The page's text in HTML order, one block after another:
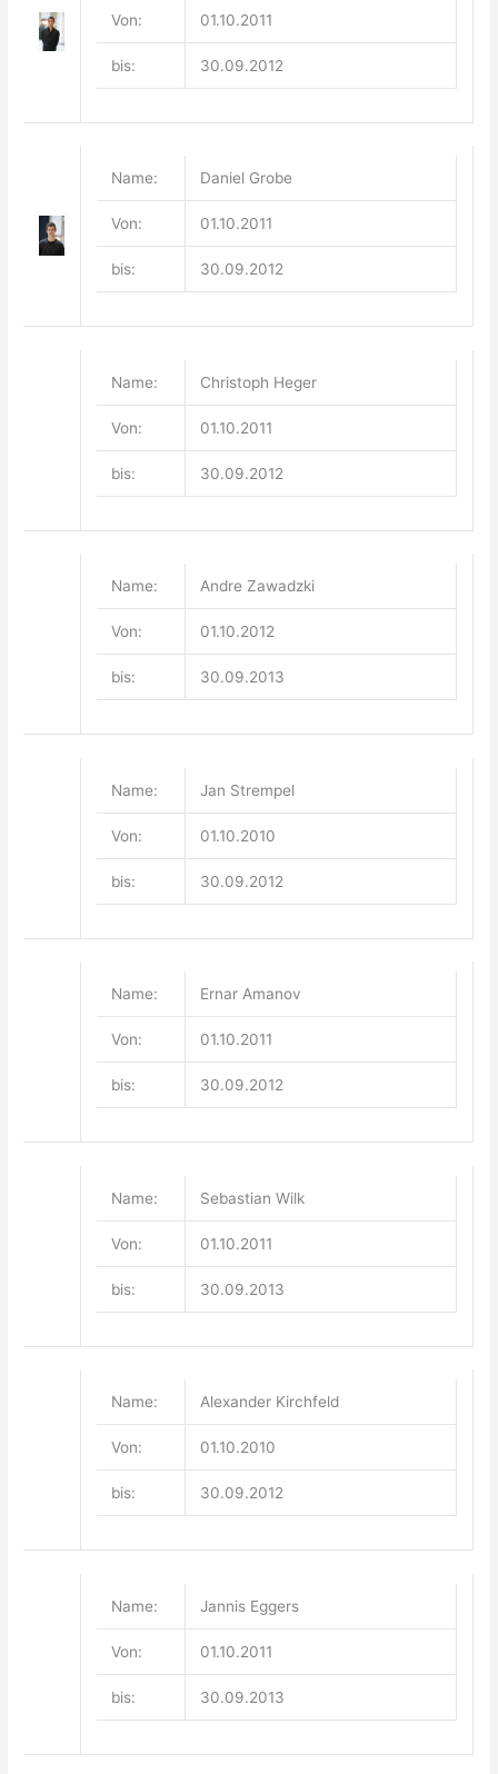
Von: 01.10.2011
bis: 30.09.2012
Name: Daniel Grobe
Von: 01.10.2011
bis: 30.09.2012
Name: Christoph Heger
01.10.2011
30.09.2012
Name: Andre Zawadzki
Von: 01.10.2012
bis: 30.09.2013
Name: Jan Strempel
Von: 01.10.2010
bis: 30.09.2012
Name: Ernar Amanov
Von: 01.10.2011
bis: 30.09.2012
Name: Sebastian Wilk
Von: 01.10.2011
bis: 30.09.2013
Name: Alexander Kirchfeld
Von: 01.10.2010
bis: 30.09.2012
Name: Jannis Eggers
Von: 01.10.2011
bis: 30.09.2013